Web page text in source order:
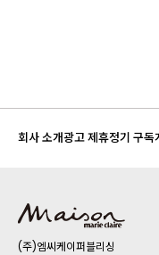
회사 소개광고 제휴정기 구독
(주)엠씨케이퍼블리싱